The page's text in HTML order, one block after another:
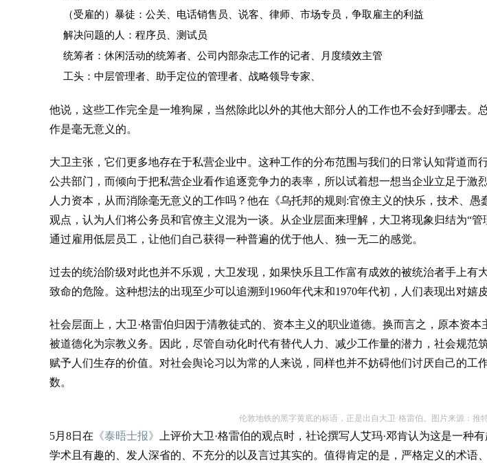
（受雇的）暴徒：公关、电话销售员、说客、律师、市场专员，争取雇主的利益
解决问题的人：程序员、测试员
统筹者：休闲活动的统筹者、公司内部杂志工作的记者、月度绩效主管
工头：中层管理者、助手定位的管理者、战略领导专家、
他说，这些工作完全是一堆狗屎，当然除此以外的其他大部分人的工作也不会好到哪去。
作是毫无意义的。
大卫主张，它们更多地存在于私营企业中。这种工作的分布范围与我们的日常认知背道而
公共部门，而倾向于把私营企业看作追逐竞争力的表率，所以试着想一想当企业立足于激
人力资本，从而消除毫无意义的工作吗？他在《乌托邦的规则:官僚主义的快乐，技术、愚
观点，认为人们将公务员和官僚主义混为一谈。从企业层面来理解，大卫将现象归结为“
通过雇用低层员工，让他们自己获得一种普遍的优于他人、独一无二的感觉。
过去的统治阶级对此也并不乐观，大卫发现，如果快乐且工作富有成效的被统治者手上有
致命的危险。这种想法的出现至少可以追溯到1960年代末和1970年代初，人们表现出对嬉
社会层面上，大卫·格雷伯归因于清教徒式的、资本主义的职业道德。换而言之，原本资本
被道德化为宗教义务。因此，尽管自动化时代有替代人力、减少工作量的潜力，社会规范
赋予人们生存的价值。对社会舆论习以为常的人来说，同样也并不妨碍他们讨厌自己的工
数。
伦敦地铁的黑字黄底的标语，正是出自大卫·格雷伯。图片来源：推
5月8日在 《泰晤士报》
上评价大卫·格雷伯的观点时，社论撰写人艾玛·邓肯认为这是一种
学术且有趣的、发人深省的、不充分的以及言过其实的。值得肯定的是，严格定义的术语